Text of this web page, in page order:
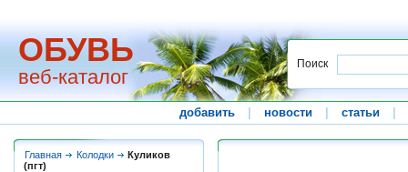
ОБУВЬ
веб-каталог
Поиск
добавить новости статьи
Главная Колодки
Куликов
(пгт)